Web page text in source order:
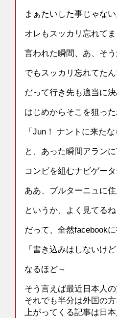
まぁたいした事じゃない
オレもスッカリ忘れてま
言われた瞬間、あ、そう
でもスッカリ忘れてたん
だって行き先も適当に
はじめからそこを狙った
「Jun！ ナントに来た
と、あった瞬間アランに
コンビを組むナビゲータ
ああ、ブルターニュに住
というか、よく見てるね
だって、全然facebook
「書き込みはしないけ
なるほど～
そう言えば最近日本人
それでも半分は外国の方
上がってくる記事は日